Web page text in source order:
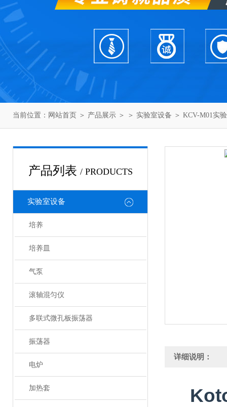
当前位置： 网站首页 ＞ 产品展示 ＞ ＞ 实验室设备 ＞ KCV-M01实
产品列表 / PRODUCTS
实验室设备
培养
培养皿
气泵
滚轴混匀仪
多联式微孔板振荡器
振荡器
电炉
加热套
详细说明：